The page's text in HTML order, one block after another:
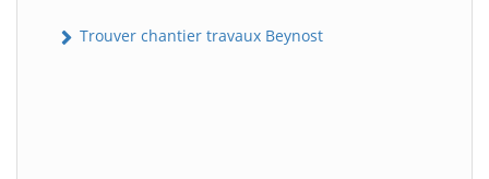
Trouver chantier travaux Beynost